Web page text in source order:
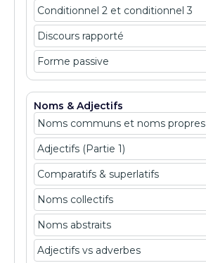
Conditionnel 2 et conditionnel 3
Discours rapporté
Forme passive
Noms & Adjectifs
Noms communs et noms propres
Adjectifs (Partie 1)
Comparatifs & superlatifs
Noms collectifs
Noms abstraits
Adjectifs vs adverbes